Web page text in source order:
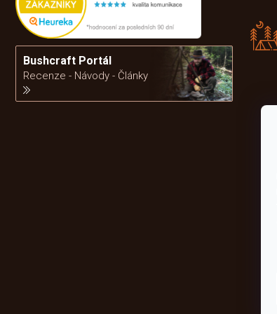
Bushcraft Portál
Recenze - Návody - Články